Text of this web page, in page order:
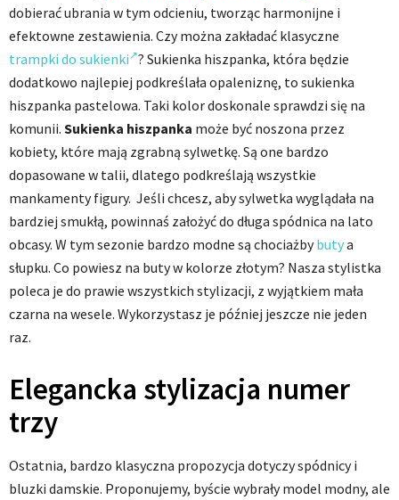
dobierać ubrania w tym odcieniu, tworząc harmonijne i
efektowne zestawienia. Czy można zakładać klasyczne
trampki do sukienki ? Sukienka hiszpanka, która będzie
dodatkowo najlepiej podkreślała opaleniznę, to sukienka
hiszpanka pastelowa. Taki kolor doskonale sprawdzi się na
komunii. Sukienka hiszpanka może być noszona przez
kobiety, które mają zgrabną sylwetkę. Są one bardzo
dopasowane w talii, dlatego podkreślają wszystkie
mankamenty figury. Jeśli chcesz, aby sylwetka wyglądała na
bardziej smukłą, powinnaś założyć do długa spódnica na lato
obcasy. W tym sezonie bardzo modne są chociażbybutya
słupku. Co powiesz na buty w kolorze złotym? Nasza stylistka
poleca je do prawie wszystkich stylizacji, z wyjątkiem mała
czarna na wesele. Wykorzystasz je później jeszcze nie jeden
raz.
Elegancka stylizacja numer
trzy
Ostatnia, bardzo klasyczna propozycja dotyczy spódnicy i
bluzki damskie. Proponujemy, byście wybrały model modny, ale